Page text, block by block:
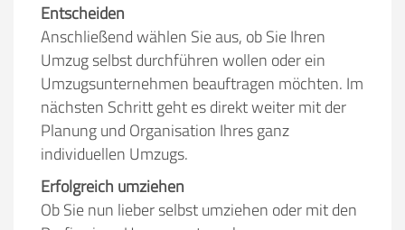
Entscheiden
Anschließend wählen Sie aus, ob Sie Ihren
Umzug selbst durchführen wollen oder ein
Umzugsunternehmen beauftragen möchten. Im
nächsten Schritt geht es direkt weiter mit der
Planung und Organisation Ihres ganz
individuellen Umzugs.
Erfolgreich umziehen
Ob Sie nun lieber selbst umziehen oder mit den